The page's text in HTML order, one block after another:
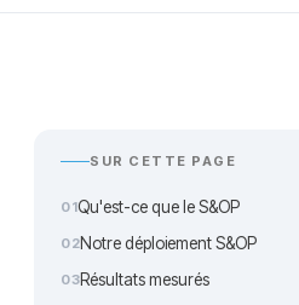
SUR CETTE PAGE
Qu'est-ce que le S&OP
Notre déploiement S&OP
Résultats mesurés